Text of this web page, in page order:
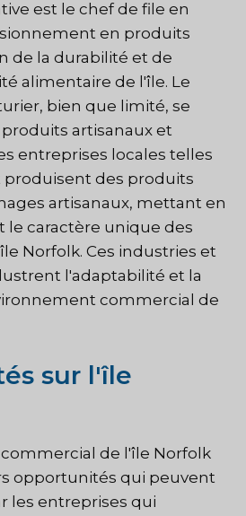
est le chef de file en
en produits
de la durabilité et de
alimentaire de l'île. Le
bien que limité, se
artisanaux et
entreprises locales telles
produisent des produits
artisanaux, mettant en
le caractère unique des
Norfolk. Ces industries et
l'adaptabilité et la
commercial de
sur l'île
de l'île Norfolk
opportunités qui peuvent
les entreprises qui